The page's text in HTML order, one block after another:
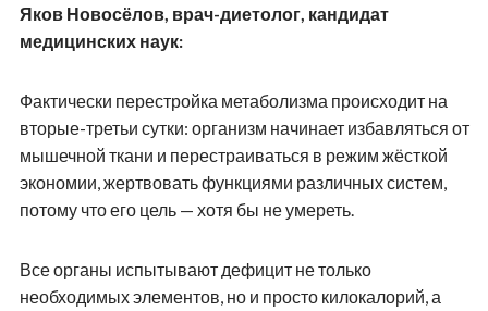
Яков Новосёлов, врач-диетолог, кандидат
медицинских наук:
Фактически перестройка метаболизма происходит на
вторые-третьи сутки: организм начинает избавляться от
мышечной ткани и перестраиваться в режим жёсткой
экономии, жертвовать функциями различных систем,
потому что его цель — хотя бы не умереть.
Все органы испытывают дефицит не только
необходимых элементов, но и просто килокалорий, а